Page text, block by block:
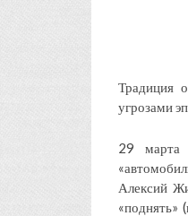
Традиция
угрозами
29 марта
Алексий
«поднять»